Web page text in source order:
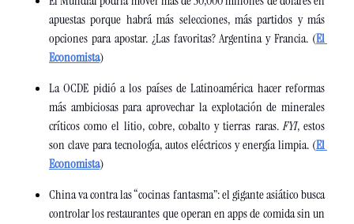
apuestas porque habrá más selecciones, más partidos y más
opciones para apostar. ¿Las favoritas? Argentina y Francia. (El
Economista)
La OCDE pidió a los países de Latinoamérica hacer reformas
más ambiciosas para aprovechar la explotación de minerales
críticos como el litio, cobre, cobalto y tierras raras. FYI, estos
son clave para tecnología, autos eléctricos y energía limpia. (El
Economista)
China va contra las “cocinas fantasma”: el gigante asiático busca
controlar los restaurantes que operan en apps de comida sin un